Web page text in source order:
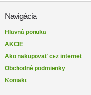
Navigácia
Hlavná ponuka
AKCIE
Ako nakupovať cez internet
Obchodné podmienky
Kontakt